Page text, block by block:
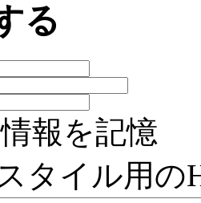
る
報を記憶
タイル用